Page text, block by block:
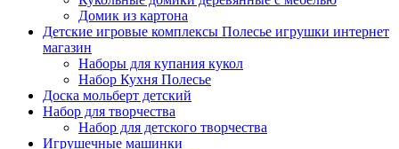
Домик из картона
Детские игровые комплексы Полесье игрушки интернет
магазин
Наборы для купания кукол
Набор Кухня Полесье
Доска мольберт детский
Набор для творчества
Набор для детского творчества
Игрушечные машинки